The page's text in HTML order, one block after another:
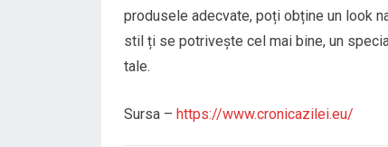
produsele adecvate, poți obține un look
stil ți se potrivește cel mai bine, un
tale.
Sursa – https://www.cronicazilei.eu/